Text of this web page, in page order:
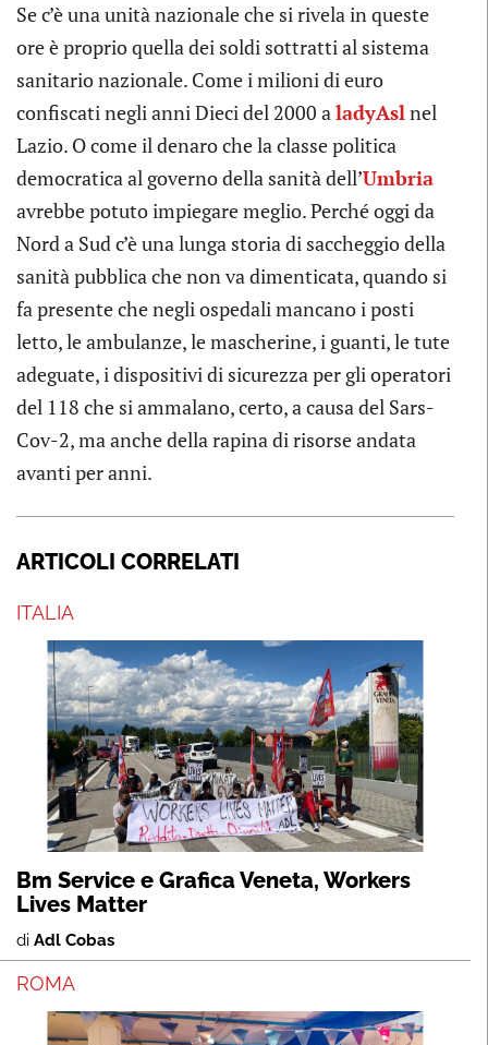
Se c’è una unità nazionale che si rivela in queste
ore è proprio quella dei soldi sottratti al sistema
sanitario nazionale. Come i milioni di euro
confiscati negli anni Dieci del 2000 aladyAslnel
Lazio. O come il denaro che la classe politica
democratica al governo della sanità dell’Umbria
avrebbe potuto impiegare meglio. Perché oggi da
Nord a Sud c’è una lunga storia di saccheggio della
sanità pubblica che non va dimenticata, quando si
fa presente che negli ospedali mancano i posti
letto, le ambulanze, le mascherine, i guanti, le tute
adeguate, i dispositivi di sicurezza per gli operatori
del 118 che si ammalano, certo, a causa del Sars-
Cov-2, ma anche della rapina di risorse andata
avanti per anni.
ARTICOLI CORRELATI
ITALIA
Bm Service e Grafica Veneta, Workers
Lives Matter
di Adl Cobas
ROMA